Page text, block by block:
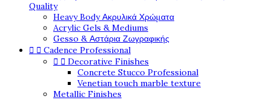
Quality
Heavy Body Ακρυλικά Χρώματα
Acrylic Gels & Mediums
Gesso & Αστάρια Ζωγραφικής
  Cadence Professional
  Decorative Finishes
Concrete Stucco Professional
Venetian touch marble texture
Metallic Finishes